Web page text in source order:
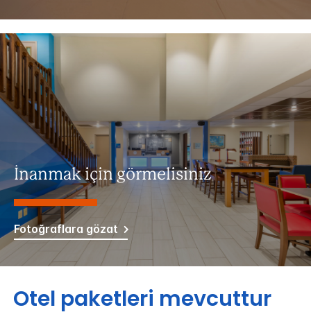
İnanmak için görmelisiniz
Fotoğraflara gözat
Otel paketleri mevcuttur